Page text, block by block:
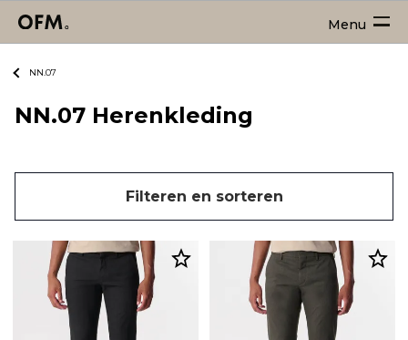
Menu
NN.07
NN.07 Herenkleding
Filteren en sorteren